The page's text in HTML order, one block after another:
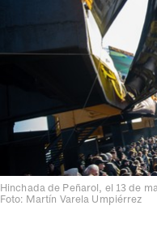
Hinchada de Peñarol, el 13 de
Foto: Martín Varela Umpiérrez